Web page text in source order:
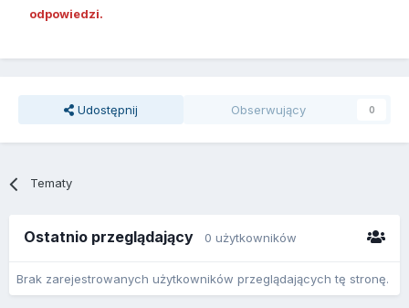
odpowiedzi.
Udostępnij Obserwujący 0
Tematy
Ostatnio przeglądający 0 użytkowników
Brak zarejestrowanych użytkowników przeglądających tę stronę.